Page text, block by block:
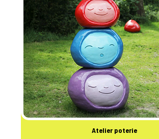
Atelier poterie